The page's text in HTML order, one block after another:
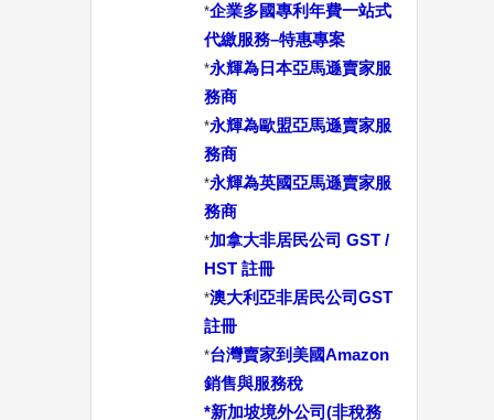
*企業多國專利年費一站式
代繳服務–特惠專案
*永輝為日本亞馬遜賣家服
務商
*永輝為歐盟亞馬遜賣家服
務商
*永輝為英國亞馬遜賣家服
務商
*加拿大非居民公司 GST /
HST 註冊
*澳大利亞非居民公司GST
註冊
*台灣賣家到美國Amazon
銷售與服務稅
*新加坡境外公司(非稅務